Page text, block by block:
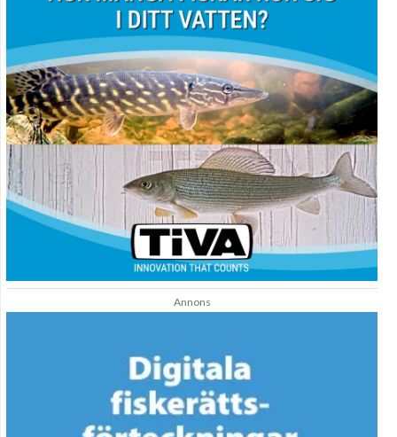
Annons